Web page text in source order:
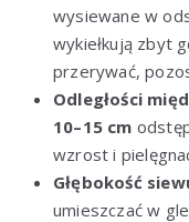
wysiewane w
wykiełkują zbyt
przerywać,
Odległości
10–15 cm
wzrost i
Głębokość
umieszczać w